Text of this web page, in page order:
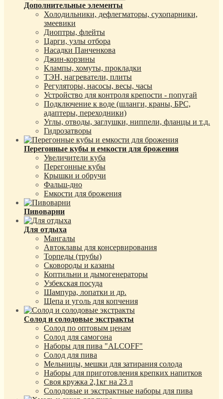
Дополнительные элементы
Холодильники, дефлегматоры, сухопарники,
змеевики
Диоптры, флейты
Царги, узлы отбора
Насадки Панченкова
Джин-корзины
Клампы, хомуты, прокладки
ТЭН, нагреватели, плиты
Регуляторы, насосы, весы, часы
Устройство для контроля крепости - попугай
Подключение к воде (шланги, краны, БРС,
адаптеры, переходники)
Углы, отводы, заглушки, ниппели, фланцы и т.д.
Гидрозатворы
Перегонные кубы и емкости для брожения
Увеличители куба
Перегонные кубы
Крышки и обручи
Фальш-дно
Емкости для брожения
Пивоварни
Для отдыха
Мангалы
Автоклавы для консервирования
Торпеды (трубы)
Сковороды и казаны
Коптильни и дымогенераторы
Узбекская посуда
Шампура, лопатки и др.
Щепа и уголь для копчения
Солод и солодовые экстракты
Солод по оптовым ценам
Солод для самогона
Наборы для пива "ALCOFF"
Солод для пива
Мельницы, мешки для затирания солода
Наборы для приготовления крепких напитков
Своя кружка 2,1кг на 23 л
Солодовые и экстрактные наборы для пива